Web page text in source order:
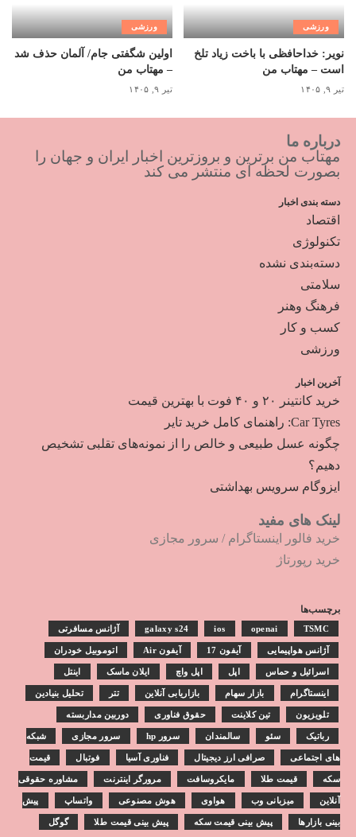
ورزشی
نویر: خداحافظی با باخت زیاد تلخ
است – مهتاب من
تیر ۹, ۱۴۰۵
ورزشی
اولین شگفتی جام/ آلمان حذف شد
– مهتاب من
تیر ۹, ۱۴۰۵
درباره ما
مهتاب من برترین و بروزترین اخبار ایران و جهان را
بصورت لحظه ای منتشر می کند
دسته بندی اخبار
اقتصاد
تکنولوژی
دسته‌بندی نشده
سلامتی
فرهنگ وهنر
کسب و کار
ورزشی
آخرین اخبار
خرید کانتینر ۲۰ و ۴۰ فوت با بهترین قیمت
Car Tyres: راهنمای کامل خرید تایر
چگونه عسل طبیعی و خالص را از نمونه‌های تقلبی تشخیص
دهیم؟
ایزوگام سرویس بهداشتی
لینک های مفید
خرید فالور اینستاگرام / سرور مجازی
خرید رپورتاژ
برچسب‌ها
galaxy s24 ios openai TSMC آژانس مسافرتی
آژانس هواپیمایی آیفون 17 آیفون Air اتوموبیل خودران
اسرائیل و حماس اپل اپل واچ ایلان ماسک اینتل
اینستاگرام بازار سهام بازاریابی آنلاین تتر تحلیل بنیادین
تلویزیون تین کلاینت حقوق فناوری دوربین مداربسته
رباتیک سئو سالمندان سرور hp سرور مجازی شبکه
های اجتماعی صرافی ارز دیجیتال فناوری آسیا فوتبال قیمت
سکه قیمت طلا مایکروسافت مرورگر اینترنت مشاوره حقوقی
آنلاین میزبانی وب هواوی هوش مصنوعی واتساپ پیش
بینی بازارها پیش بینی قیمت سکه پیش بینی قیمت طلا گوگل